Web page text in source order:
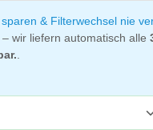
& Filterwechsel nie
wir liefern automatisch alle